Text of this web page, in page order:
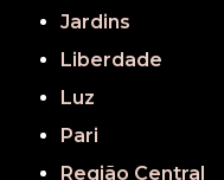
Jardins
Liberdade
Luz
Pari
Região Central